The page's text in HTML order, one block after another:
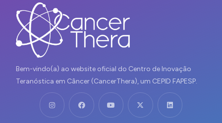
Bem-vindo(a) ao website oficial do Centro de Inovação
Teranóstica em Câncer (CancerThera), um CEPID FAPESP.